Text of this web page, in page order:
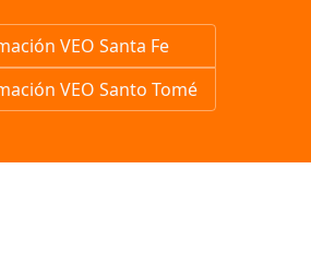
VEO Santa Fe
VEO Santo Tomé